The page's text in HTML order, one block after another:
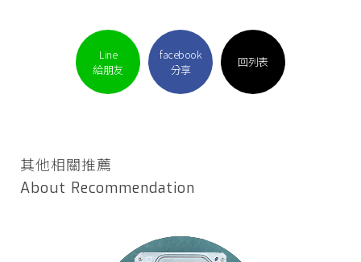
Line
給朋友
facebook
分享
回列表
其他相關推薦
About Recommendation